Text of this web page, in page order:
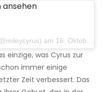
ansehen
am 16. Oktober 2019 um 19:04 Uhr PDT
einzige, was Cyrus zur
immer einige
Zeit verbessert. Das